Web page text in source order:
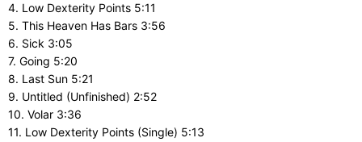
4. Low Dexterity Points 5:11
5. This Heaven Has Bars 3:56
6. Sick 3:05
7. Going 5:20
8. Last Sun 5:21
9. Untitled (Unfinished) 2:52
10. Volar 3:36
11. Low Dexterity Points (Single) 5:13